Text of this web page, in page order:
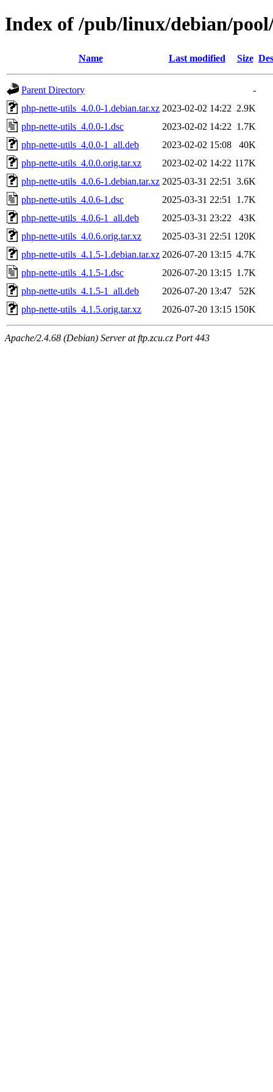
Index of /pub/linux/debian/
Name Last modified Size
Parent Directory
-
php-nette-utils_4.0.0-1.debian.tar.xz 2023-02-02 14:22 2.9K
php-nette-utils_4.0.0-1.dsc
2023-02-02 14:22 1.7K
php-nette-utils_4.0.0-1_all.deb
2023-02-02 15:08
40K
php-nette-utils_4.0.0.orig.tar.xz
2023-02-02 14:22 117K
php-nette-utils_4.0.6-1.debian.tar.xz 2025-03-31 22:51
3.6K
php-nette-utils_4.0.6-1.dsc
2025-03-31 22:51
1.7K
php-nette-utils_4.0.6-1_all.deb
2025-03-31 23:22
43K
php-nette-utils_4.0.6.orig.tar.xz
2025-03-31 22:51 120K
php-nette-utils_4.1.5-1.debian.tar.xz 2026-07-20 13:15 4.7K
php-nette-utils_4.1.5-1.dsc
2026-07-20 13:15 1.7K
php-nette-utils_4.1.5-1_all.deb
2026-07-20 13:47
52K
php-nette-utils_4.1.5.orig.tar.xz
2026-07-20 13:15 150K
Apache/2.4.68 (Debian) Server at ftp.zcu.cz Port 443